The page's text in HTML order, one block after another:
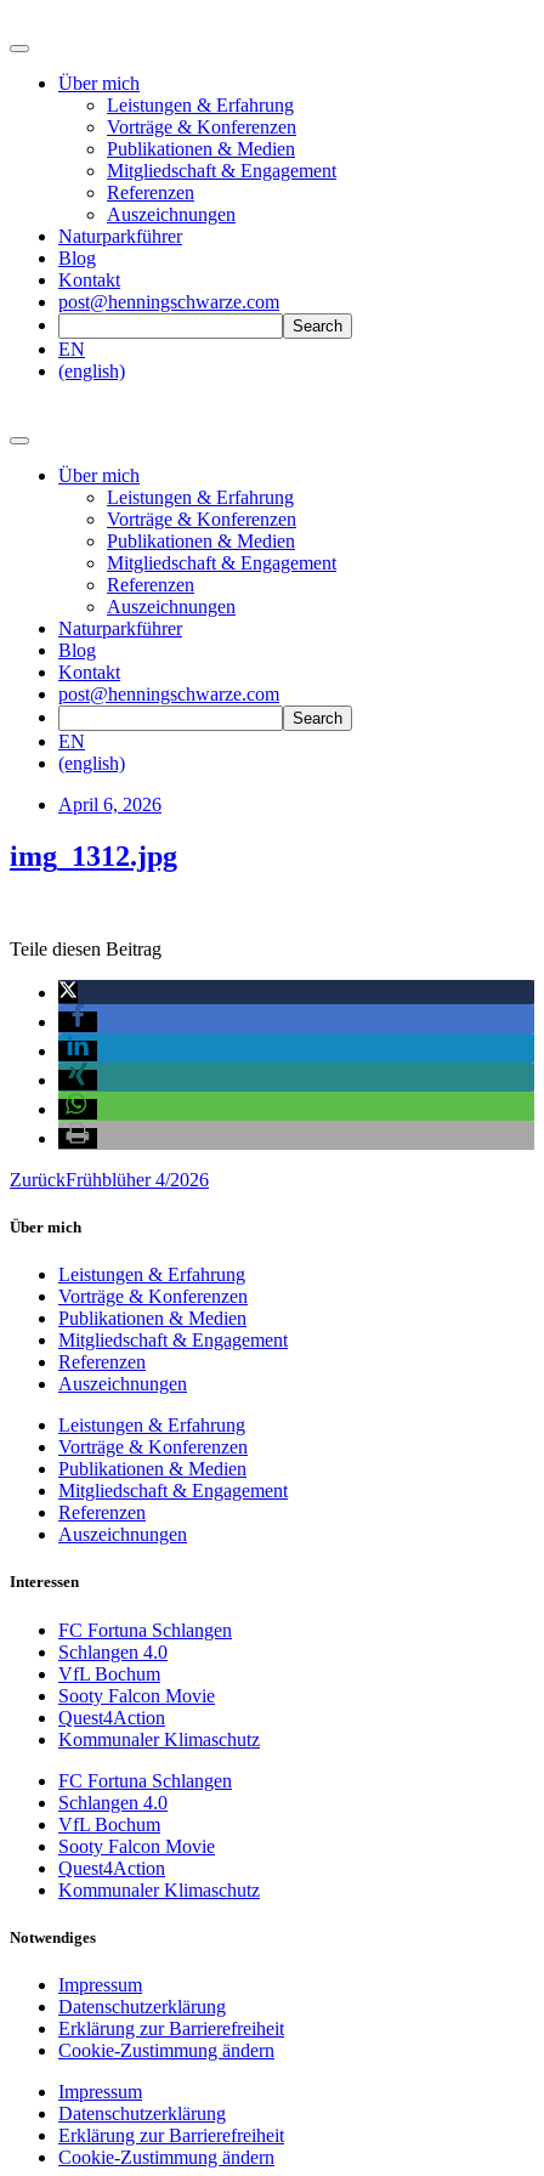
Über mich
Leistungen & Erfahrung
Vorträge & Konferenzen
Publikationen & Medien
Mitgliedschaft & Engagement
Referenzen
Auszeichnungen
Naturparkführer
Blog
Kontakt
post@henningschwarze.com
EN
(english)
Über mich
Leistungen & Erfahrung
Vorträge & Konferenzen
Publikationen & Medien
Mitgliedschaft & Engagement
Referenzen
Auszeichnungen
Naturparkführer
Blog
Kontakt
post@henningschwarze.com
EN
(english)
April 6, 2026
img_1312.jpg
Teile diesen Beitrag
ZurückFrühblüher 4/2026
Über mich
Leistungen & Erfahrung
Vorträge & Konferenzen
Publikationen & Medien
Mitgliedschaft & Engagement
Referenzen
Auszeichnungen
Leistungen & Erfahrung
Vorträge & Konferenzen
Publikationen & Medien
Mitgliedschaft & Engagement
Referenzen
Auszeichnungen
Interessen
FC Fortuna Schlangen
Schlangen 4.0
VfL Bochum
Sooty Falcon Movie
Quest4Action
Kommunaler Klimaschutz
FC Fortuna Schlangen
Schlangen 4.0
VfL Bochum
Sooty Falcon Movie
Quest4Action
Kommunaler Klimaschutz
Notwendiges
Impressum
Datenschutzerklärung
Erklärung zur Barrierefreiheit
Cookie-Zustimmung ändern
Impressum
Datenschutzerklärung
Erklärung zur Barrierefreiheit
Cookie-Zustimmung ändern